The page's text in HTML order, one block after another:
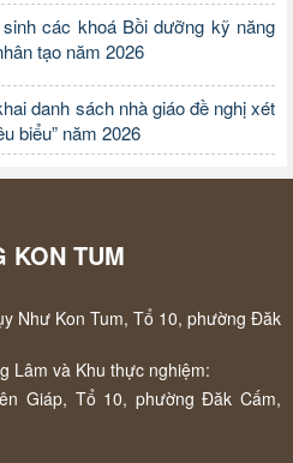
các khoá Bồi dưỡng kỹ năng
tạo năm 2026
danh sách nhà giáo đề nghị xét
biểu” năm 2026
KON TUM
Như Kon Tum, Tổ 10, phường Đăk
Lâm và Khu thực nghiệm:
Giáp, Tổ 10, phường Đăk Cấm,